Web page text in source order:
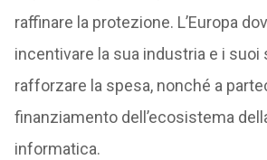
raffinare la protezione. L’Europa
incentivare la sua industria e i suoi
rafforzare la spesa, nonché a
finanziamento dell’ecosistema
informatica.